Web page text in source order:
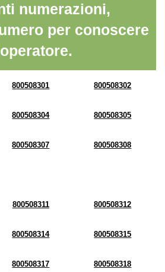
numerazioni,
per conoscere
800508301 800508302
800508304 800508305
800508307 800508308
800508311 800508312
800508314 800508315
800508317 800508318